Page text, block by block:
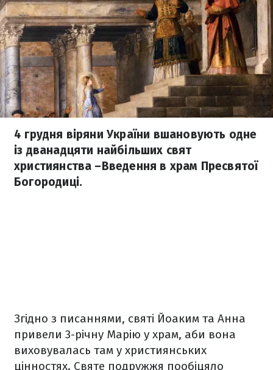
4 грудня віряни України вшановують одне
із дванадцяти найбільших свят
християнства –Введення в храм Пресвятої
Богородиці.
Згідно з писаннями, святі Йоаким та Анна
привели 3-річну Марію у храм, аби вона
виховувалась там у християнських
цінностях. Святе подружжя пообіцяло